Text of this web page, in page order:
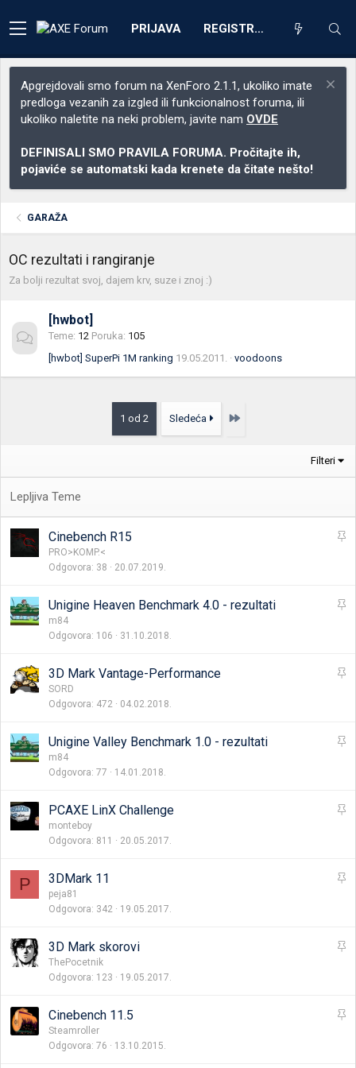
PRIJAVA REGISTRACIJA
Apgrejdovali smo forum na XenForo 2.1.1, ukoliko imate
predloga vezanih za izgled ili funkcionalnost foruma, ili
ukoliko naletite na neki problem, javite nam OVDE
DEFINISALI SMO PRAVILA FORUMA. Pročitajte ih,
pojaviće se automatski kada krenete da čitate nešto!
GARAŽA
OC rezultati i rangiranje
Za bolji rezultat svoj, dajem krv, suze i znoj :)
[hwbot]
Teme 12 Poruka 105
[hwbot] SuperPi 1M ranking 19.05.2011. voodoons
1 od 2 Sledeća Poslednja
Filteri
L
j
Cinebench R15
PRO>KOMP.<
Odgovora 38 20.07.2019.
L
j
Unigine Heaven Benchmark 4.0 - rezultati
m84
Odgovora 106 31.10.2018.
L
j
3D Mark Vantage-Performance
SORD
Odgovora 472 04.02.2018.
L
j
Unigine Valley Benchmark 1.0 - rezultati
m84
Odgovora 77 14.01.2018.
L
j
PCAXE LinX Challenge
monteboy
Odgovora 811 20.05.2017.
P
L
j
3DMark 11
peja81
Odgovora 342 19.05.2017.
L
j
3D Mark skorovi
ThePocetnik
Odgovora 123 19.05.2017.
L
Cinebench 11.5
Steamroller
Odgovora 76 13.10.2015.